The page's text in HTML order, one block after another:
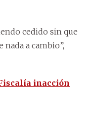
cedido sin que
a cambio”,
inacción